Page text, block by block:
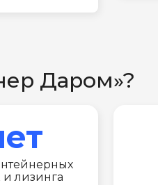
Даром»?
и лизинга